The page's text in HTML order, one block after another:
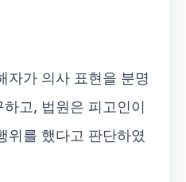
자가 의사 표현을 분명
고, 법원은 피고인이
위를 했다고 판단하였